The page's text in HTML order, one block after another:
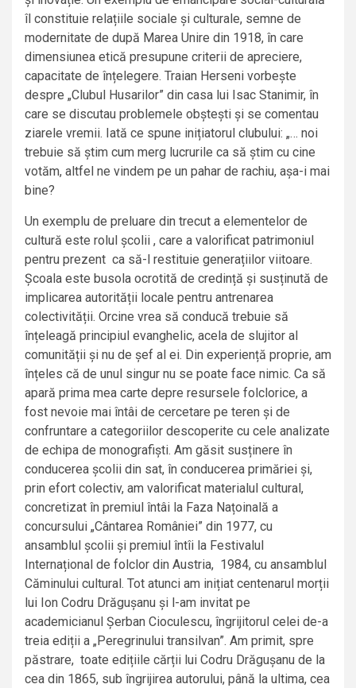
îl constituie relațiile sociale și culturale, semne de
modernitate de după Marea Unire din 1918, în care
dimensiunea etică presupune criterii de apreciere,
capacitate de înțelegere. Traian Herseni vorbește
despre „Clubul Husarilor” din casa lui Isac Stanimir, în
care se discutau problemele obștești și se comentau
ziarele vremii. Iată ce spune inițiatorul clubului: „… noi
trebuie să știm cum merg lucrurile ca să știm cu cine
votăm, altfel ne vindem pe un pahar de rachiu, așa-i mai
bine?
Un exemplu de preluare din trecut a elementelor de
cultură este rolul școlii , care a valorificat patrimoniul
pentru prezent ca să-l restituie generațiilor viitoare.
Școala este busola ocrotită de credință și susținută de
implicarea autorității locale pentru antrenarea
colectivității. Orcine vrea să conducă trebuie să
înțeleagă principiul evanghelic, acela de slujitor al
comunității și nu de șef al ei. Din experiență proprie, am
înțeles că de unul singur nu se poate face nimic. Ca să
apară prima mea carte depre resursele folclorice, a
fost nevoie mai întâi de cercetare pe teren și de
confruntare a categoriilor descoperite cu cele analizate
de echipa de monografiști. Am găsit susținere în
conducerea școlii din sat, în conducerea primăriei și,
prin efort colectiv, am valorificat materialul cultural,
concretizat în premiul întâi la Faza Națoinală a
concursului „Cântarea României” din 1977, cu
ansamblul școlii și premiul întîi la Festivalul
Internațional de folclor din Austria, 1984, cu ansamblul
Căminului cultural. Tot atunci am inițiat centenarul morții
lui Ion Codru Drăgușanu și l-am invitat pe
academicianul Șerban Cioculescu, îngrijitorul celei de-a
treia ediții a „Peregrinului transilvan”. Am primit, spre
păstrare, toate edițiile cărții lui Codru Drăgușanu de la
cea din 1865, sub îngrijirea autorului, până la ultima, cea